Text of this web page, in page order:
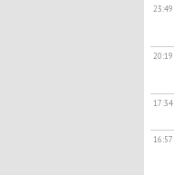
23:49
20:19
17:34
16:57